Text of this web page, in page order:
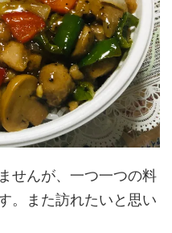
せんが、一つ一つの料
。また訪れたいと思い